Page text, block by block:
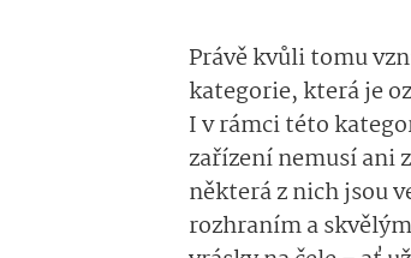
Právě kvůli tomu
kategorie, která je
I v rámci této
zařízení nemusí ani
některá z nich jsou
rozhraním a